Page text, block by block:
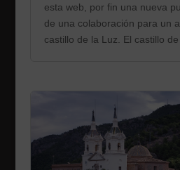
esta web, por fin una nueva
de una colaboración para un
castillo de la Luz. El castillo de